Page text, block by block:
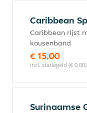
Caribbean
Caribbean rijst
kousenband
€ 15,00
incl. statiegeld (€ 0,00)
Surinaamse